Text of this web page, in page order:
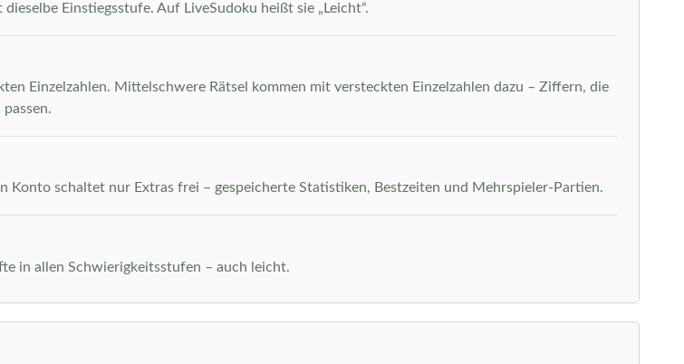
Einstiegsstufe. Auf LiveSudoku heißt sie „Leicht“.
Einzelzahlen. Mittelschwere Rätsel kommen mit versteckten Einzelzahlen dazu – Ziffern, die
Konto schaltet nur Extras frei – gespeicherte Statistiken, Bestzeiten und Mehrspieler-Partien.
in allen Schwierigkeitsstufen – auch leicht.